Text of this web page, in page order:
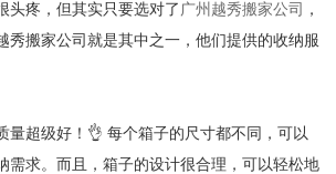
头疼，但其实只要选对了 广州越秀搬家公司
，
秀搬家公司就是其中之一，他们提供的收纳服
量超级好！👌 每个箱子的尺寸都不同，可以
需求。而且，箱子的设计很合理，可以轻松地